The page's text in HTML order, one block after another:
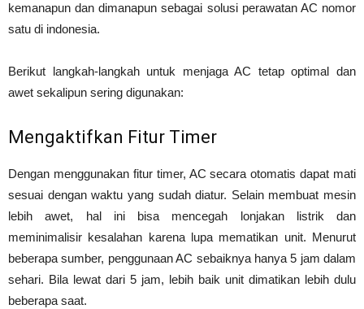
kemanapun dan dimanapun sebagai solusi perawatan AC nomor
satu di indonesia.
Berikut langkah-langkah untuk menjaga AC tetap optimal dan
awet sekalipun sering digunakan:
Mengaktifkan Fitur Timer
Dengan menggunakan fitur timer, AC secara otomatis dapat mati
sesuai dengan waktu yang sudah diatur. Selain membuat mesin
lebih awet, hal ini bisa mencegah lonjakan listrik dan
meminimalisir kesalahan karena lupa mematikan unit. Menurut
beberapa sumber, penggunaan AC sebaiknya hanya 5 jam dalam
sehari. Bila lewat dari 5 jam, lebih baik unit dimatikan lebih dulu
beberapa saat.